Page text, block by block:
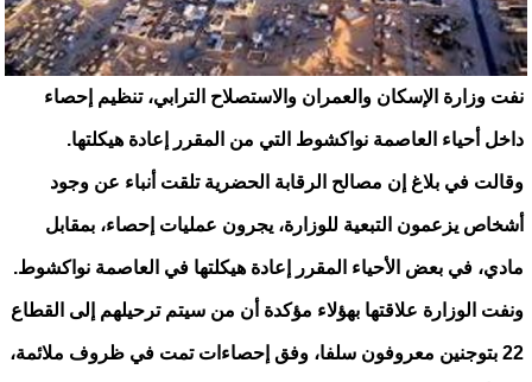
نفت وزارة الإسكان والعمران والاستصلاح الترابي، تنظيم إحصاء
داخل أحياء العاصمة نواكشوط التي من المقرر إعادة هيكلتها.
وقالت في بلاغ إن مصالح الرقابة الحضرية تلقت أنباء عن وجود
أشخاص يزعمون التبعية للوزارة، يجرون عمليات إحصاء، بمقابل
مادي، في بعض الأحياء المقرر إعادة هيكلتها في العاصمة نواكشوط.
ونفت الوزارة علاقتها بهؤلاء مؤكدة أن من سيتم ترحيلهم إلى القطاع
22 بتوجنين معروفون سلفا، وفق إحصاءات تمت في ظروف ملائمة،